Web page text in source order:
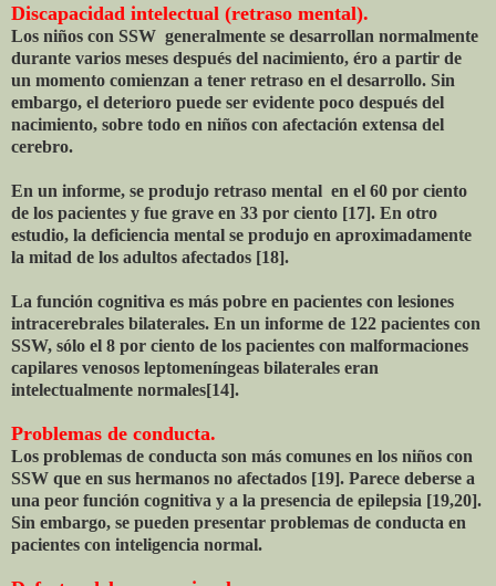
Discapacidad intelectual (retraso mental).
Los niños con SSW generalmente se desarrollan normalmente
durante varios meses después del nacimiento, éro a partir de
un momento comienzan a tener retraso en el desarrollo. Sin
embargo, el deterioro puede ser evidente poco después del
nacimiento, sobre todo en niños con afectación extensa del
cerebro.
En un informe, se produjo retraso mental en el 60 por ciento
de los pacientes y fue grave en 33 por ciento [17]. En otro
estudio, la deficiencia mental se produjo en aproximadamente
la mitad de los adultos afectados [18].
La función cognitiva es más pobre en pacientes con lesiones
intracerebrales bilaterales. En un informe de 122 pacientes con
SSW, sólo el 8 por ciento de los pacientes con malformaciones
capilares venosos leptomeníngeas bilaterales eran
intelectualmente normales[14].
Problemas de conducta.
Los problemas de conducta son más comunes en los niños con
SSW que en sus hermanos no afectados [19]. Parece deberse a
una peor función cognitiva y a la presencia de epilepsia [19,20].
Sin embargo, se pueden presentar problemas de conducta en
pacientes con inteligencia normal.